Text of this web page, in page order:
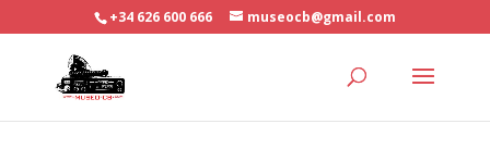
+34 626 600 666 museocb@gmail.com